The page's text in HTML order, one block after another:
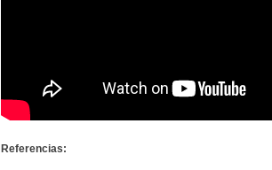
Referencias: